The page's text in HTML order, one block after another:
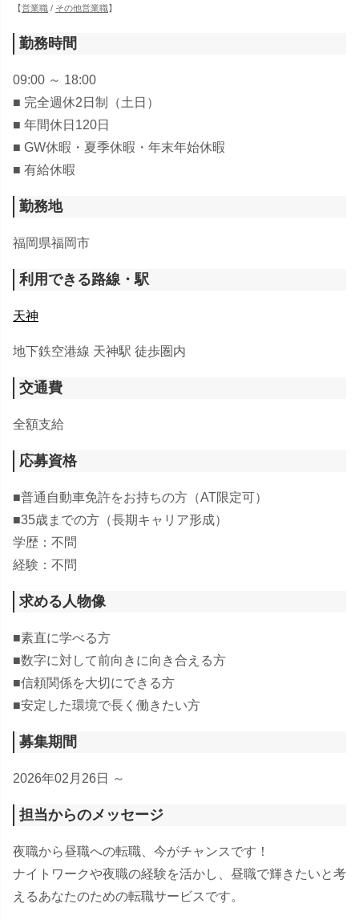
【営業職 / その他営業職】
勤務時間
09:00 ～ 18:00
■ 完全週休2日制（土日）
■ 年間休日120日
■ GW休暇・夏季休暇・年末年始休暇
■ 有給休暇
勤務地
福岡県福岡市
利用できる路線・駅
天神
地下鉄空港線 天神駅 徒歩圏内
交通費
全額支給
応募資格
■普通自動車免許をお持ちの方（AT限定可）
■35歳までの方（長期キャリア形成）
学歴：不問
経験：不問
求める人物像
■素直に学べる方
■数字に対して前向きに向き合える方
■信頼関係を大切にできる方
■安定した環境で長く働きたい方
募集期間
2026年02月26日 ～
担当からのメッセージ
夜職から昼職への転職、今がチャンスです！
ナイトワークや夜職の経験を活かし、昼職で輝きたいと考
えるあなたのための転職サービスです。